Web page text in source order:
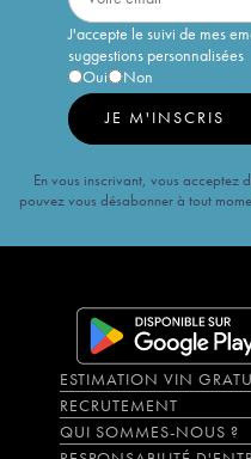
J'accepte le suivi de mes
suggestions personnalisées
Oui
Non
JE M'INSCRIS
En vous inscrivant, vous acceptez
pouvez vous désabonner à tout
ESTIMATION VIN
RECRUTEMENT
QUI SOMMES-NOUS ?